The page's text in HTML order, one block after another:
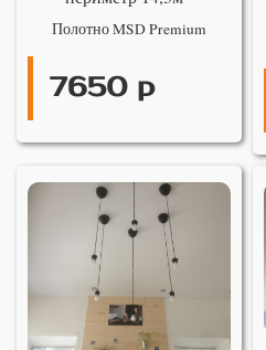
Полотно MSD Premium
7650 р